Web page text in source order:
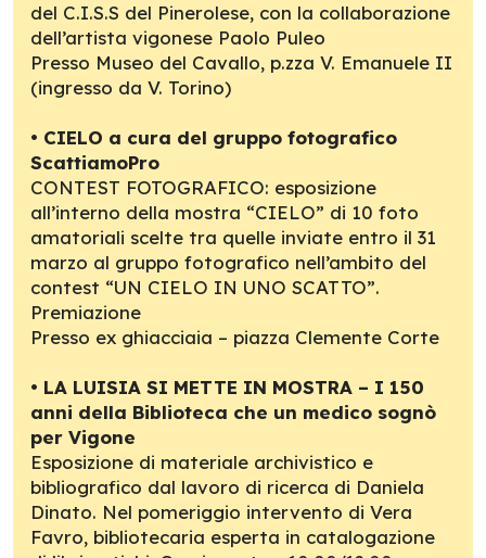
del C.I.S.S del Pinerolese, con la collaborazione
dell’artista vigonese Paolo Puleo
Presso Museo del Cavallo, p.zza V. Emanuele II
(ingresso da V. Torino)
• CIELO a cura del gruppo fotografico
ScattiamoPro
CONTEST FOTOGRAFICO: esposizione
all’interno della mostra “CIELO” di 10 foto
amatoriali scelte tra quelle inviate entro il 31
marzo al gruppo fotografico nell’ambito del
contest “UN CIELO IN UNO SCATTO”.
Premiazione
Presso ex ghiacciaia – piazza Clemente Corte
• LA LUISIA SI METTE IN MOSTRA – I 150
anni della Biblioteca che un medico sognò
per Vigone
Esposizione di materiale archivistico e
bibliografico dal lavoro di ricerca di Daniela
Dinato. Nel pomeriggio intervento di Vera
Favro, bibliotecaria esperta in catalogazione